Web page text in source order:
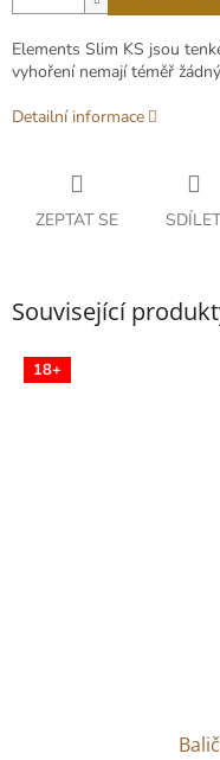
Elements Slim KS jsou
vyhoření nemají téměř
Detailní informace
ZEPTAT SE SDÍLET
Související
18+